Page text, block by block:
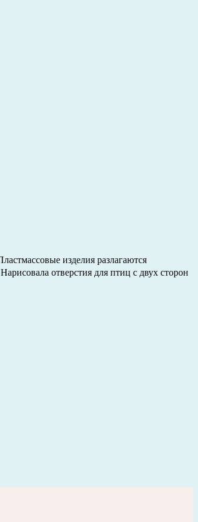
изделия разлагаются
отверстия для птиц с двух сторон